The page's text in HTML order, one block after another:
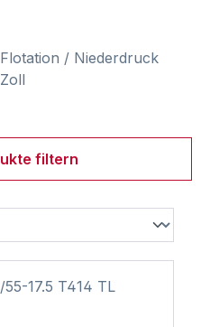
/ Niederdruck
filtern